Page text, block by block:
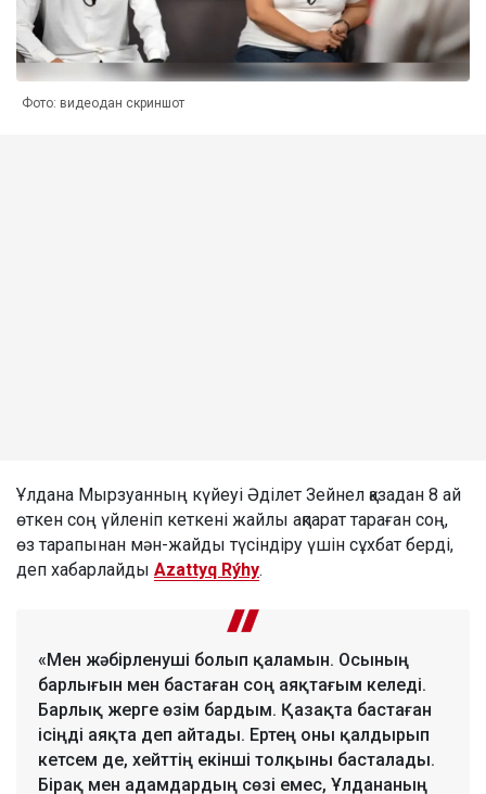
Фото: видеодан скриншот
Ұлдана Мырзуанның күйеуі Әділет Зейнел қазадан 8 ай
өткен соң үйленіп кеткені жайлы ақпарат тараған соң,
өз тарапынан мән-жайды түсіндіру үшін сұхбат берді,
деп хабарлайды Azattyq Rýhy.
«Мен жәбірленуші болып қаламын. Осының
барлығын мен бастаған соң аяқтағым келеді.
Барлық жерге өзім бардым. Қазақта бастаған
ісіңді аяқта деп айтады. Ертең оны қалдырып
кетсем де, хейттің екінші толқыны басталады.
Бірақ мен адамдардың сөзі емес, Ұлдананың